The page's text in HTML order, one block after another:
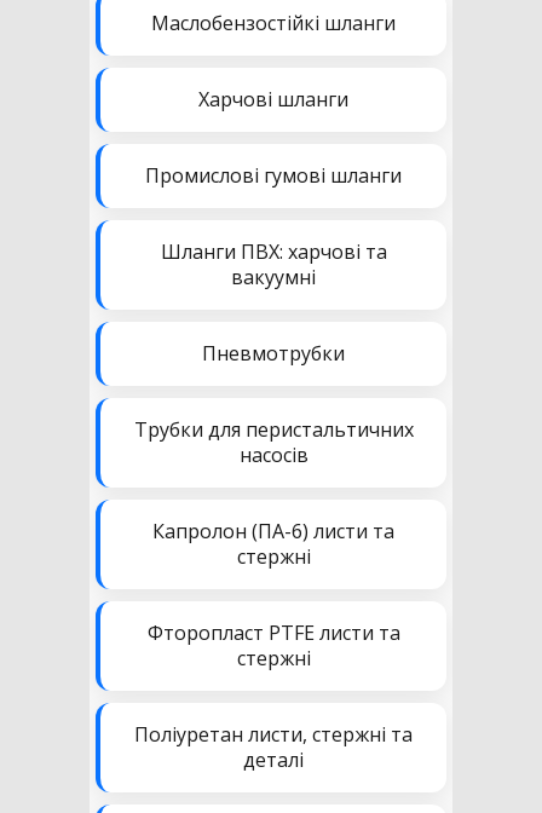
Маслобензостійкі шланги
Харчові шланги
Промислові гумові шланги
Шланги ПВХ: харчові та
вакуумні
Пневмотрубки
Трубки для перистальтичних
насосів
Капролон (ПА-6) листи та
стержні
Фторопласт PTFE листи та
стержні
Поліуретан листи, стержні та
деталі